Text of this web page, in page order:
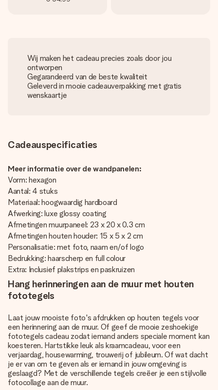
Wij maken het cadeau precies zoals door jou
ontworpen
Gegarandeerd van de beste kwaliteit
Geleverd in mooie cadeauverpakking met gratis
wenskaartje
Cadeauspecificaties
Meer informatie over de wandpanelen:
Vorm: hexagon
Aantal: 4 stuks
Materiaal: hoogwaardig hardboard
Afwerking: luxe glossy coating
Afmetingen muurpaneel: 23 x 20 x 0.3 cm
Afmetingen houten houder: 15 x 5 x 2 cm
Personalisatie: met foto, naam en/of logo
Bedrukking: haarscherp en full colour
Extra: Inclusief plakstrips en paskruizen
Hang herinneringen aan de muur met houten
fototegels
Laat jouw mooiste foto's afdrukken op houten tegels voor
een herinnering aan de muur. Of geef de mooie zeshoekige
fototegels cadeau zodat iemand anders speciale moment kan
koesteren. Hartstikke leuk als kraamcadeau, voor een
verjaardag, housewarming, trouwerij of jubileum. Of wat dacht
je er van om te geven als er iemand in jouw omgeving is
geslaagd? Met de verschillende tegels creëer je een stijlvolle
fotocollage aan de muur.